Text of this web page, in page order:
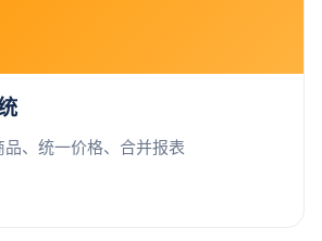
、统一价格、合并报表